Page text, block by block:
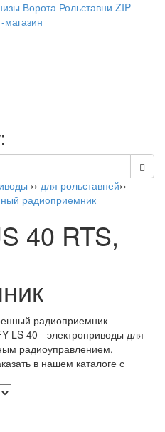
Ворота Рольставни ZIP -
магазин
›› для рольставней››
радиоприемник
40 RTS,
LS 40 - электроприводы для
радиоуправлением,
в нашем каталоге с